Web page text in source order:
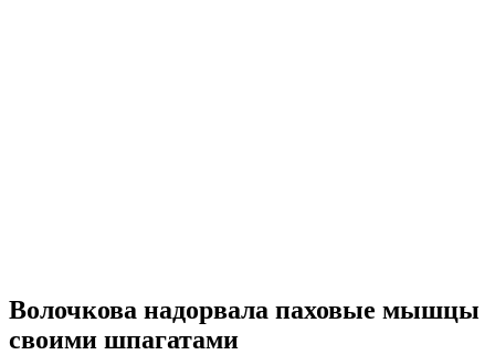
Волочкова надорвала паховые мышцы
своими шпагатами